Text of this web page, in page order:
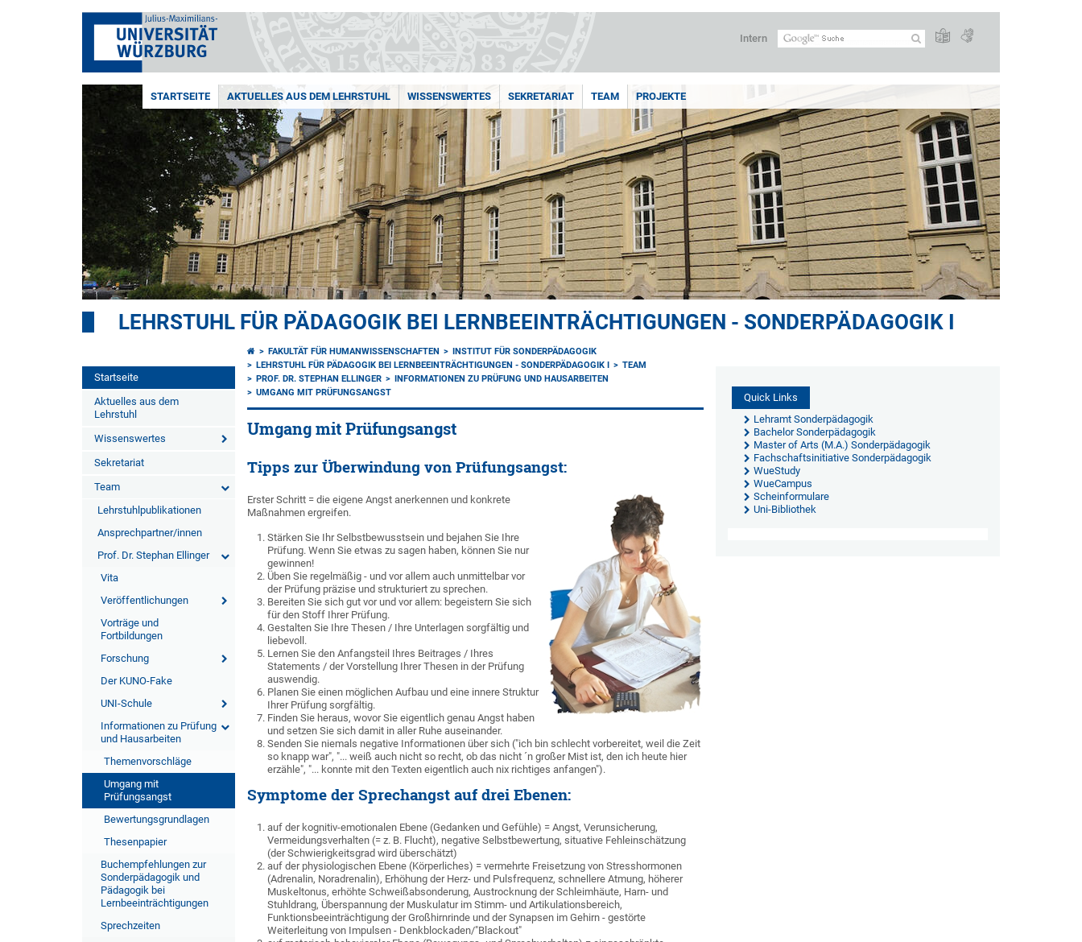
Intern
STARTSEITE AKTUELLES AUS DEM LEHRSTUHL WISSENSWERTES SEKRETARIAT TEAM PROJEKTE
LEHRSTUHL FÜR PÄDAGOGIK BEI LERNBEEINTRÄCHTIGUNGEN - SONDERPÄDAGOGIK I
Startseite
Aktuelles aus dem
Lehrstuhl
Wissenswertes
Sekretariat
Team
Lehrstuhlpublikationen
Ansprechpartner/innen
Prof. Dr. Stephan Ellinger
Vita
Veröffentlichungen
Vorträge und
Fortbildungen
Forschung
Der KUNO-Fake
UNI-Schule
Informationen zu Prüfung
und Hausarbeiten
Themenvorschläge
Umgang mit
Prüfungsangst
Bewertungsgrundlagen
Thesenpapier
Buchempfehlungen zur
Sonderpädagogik und
Pädagogik bei
Lernbeeinträchtigungen
Sprechzeiten
FAKULTÄT FÜR HUMANWISSENSCHAFTEN
INSTITUT FÜR SONDERPÄDAGOGIK
LEHRSTUHL FÜR PÄDAGOGIK BEI LERNBEEINTRÄCHTIGUNGEN - SONDERPÄDAGOGIK I
TEAM
PROF. DR. STEPHAN ELLINGER
INFORMATIONEN ZU PRÜFUNG UND HAUSARBEITEN
UMGANG MIT PRÜFUNGSANGST
Umgang mit Prüfungsangst
Tipps zur Überwindung von Prüfungsangst:
Erster Schritt = die eigene Angst anerkennen und konkrete
Maßnahmen ergreifen.
Stärken Sie Ihr Selbstbewusstsein und bejahen Sie Ihre
Prüfung. Wenn Sie etwas zu sagen haben, können Sie nur
gewinnen!
Üben Sie regelmäßig - und vor allem auch unmittelbar vor
der Prüfung präzise und strukturiert zu sprechen.
Bereiten Sie sich gut vor und vor allem: begeistern Sie sich
für den Stoff Ihrer Prüfung.
Gestalten Sie Ihre Thesen / Ihre Unterlagen sorgfältig und
liebevoll.
Lernen Sie den Anfangsteil Ihres Beitrages / Ihres
Statements / der Vorstellung Ihrer Thesen in der Prüfung
auswendig.
Planen Sie einen möglichen Aufbau und eine innere Struktur
Ihrer Prüfung sorgfältig.
Finden Sie heraus, wovor Sie eigentlich genau Angst haben
und setzen Sie sich damit in aller Ruhe auseinander.
Senden Sie niemals negative Informationen über sich ("ich bin schlecht vorbereitet, weil die Zeit
so knapp war", "... weiß auch nicht so recht, ob das nicht ´n großer Mist ist, den ich heute hier
erzähle", "... konnte mit den Texten eigentlich auch nix richtiges anfangen").
Symptome der Sprechangst auf drei Ebenen:
auf der kognitiv-emotionalen Ebene (Gedanken und Gefühle) = Angst, Verunsicherung,
Vermeidungsverhalten (= z. B. Flucht), negative Selbstbewertung, situative Fehleinschätzung
(der Schwierigkeitsgrad wird überschätzt)
auf der physiologischen Ebene (Körperliches) = vermehrte Freisetzung von Stresshormonen
(Adrenalin, Noradrenalin), Erhöhung der Herz- und Pulsfrequenz, schnellere Atmung, höherer
Muskeltonus, erhöhte Schweißabsonderung, Austrocknung der Schleimhäute, Harn- und
Stuhldrang, Überspannung der Muskulatur im Stimm- und Artikulationsbereich,
Funktionsbeeinträchtigung der Großhirnrinde und der Synapsen im Gehirn - gestörte
Weiterleitung von Impulsen - Denkblockaden/"Blackout"
Quick Links
Lehramt Sonderpädagogik
Bachelor Sonderpädagogik
Master of Arts (M.A.) Sonderpädagogik
Fachschaftsinitiative Sonderpädagogik
WueStudy
WueCampus
Scheinformulare
Uni-Bibliothek